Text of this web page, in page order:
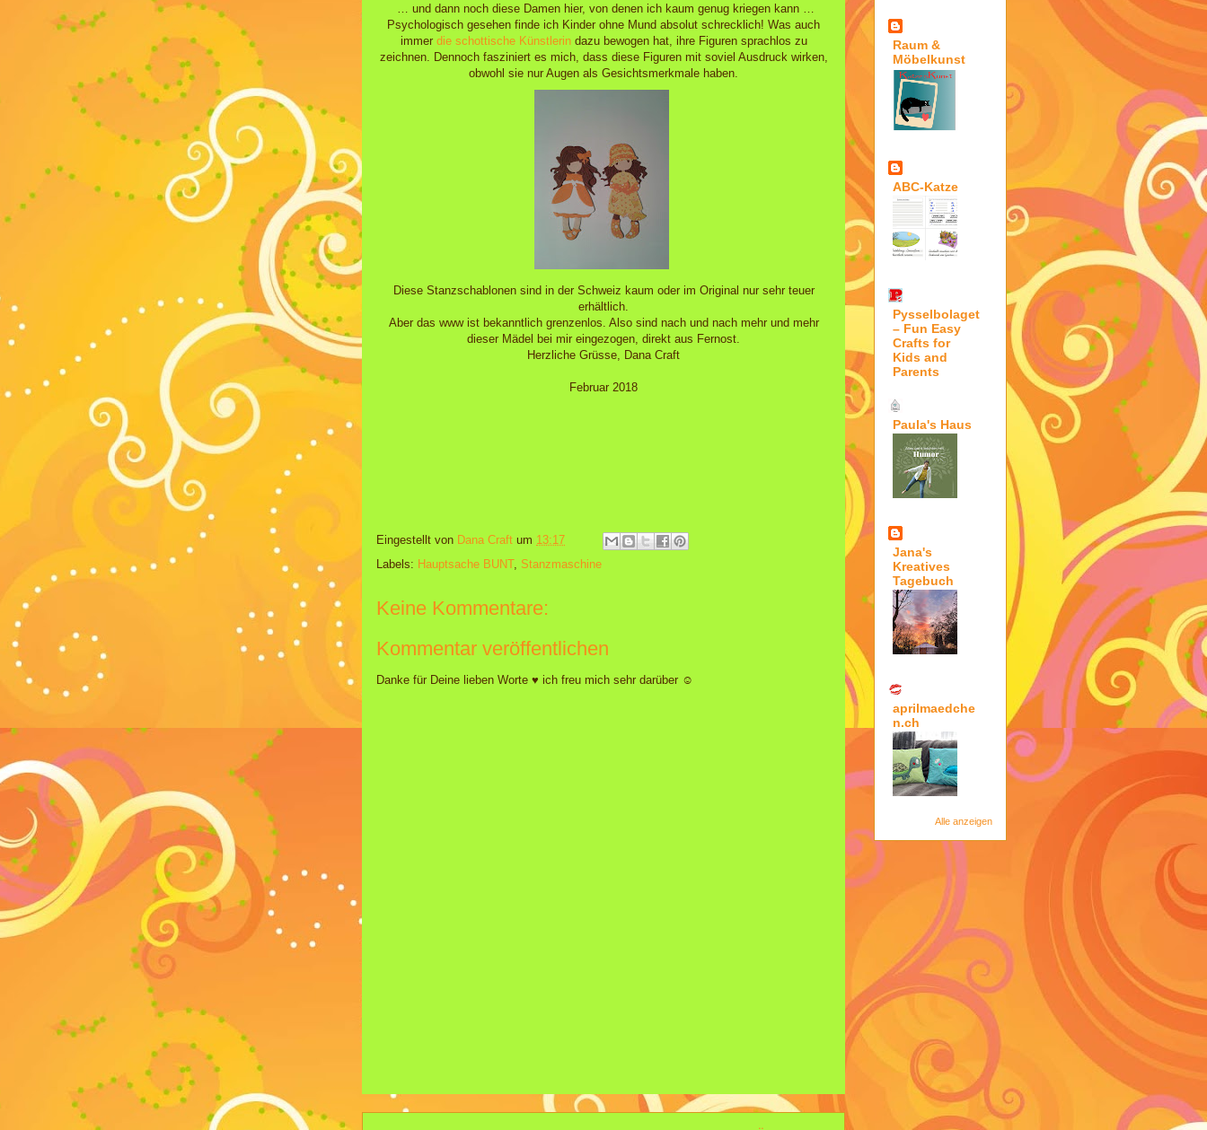
… und dann noch diese Damen hier, von denen ich kaum genug kriegen kann …
Psychologisch gesehen finde ich Kinder ohne Mund absolut schrecklich! Was auch
immer die schottische Künstlerindazu bewogen hat, ihre Figuren sprachlos zu
zeichnen. Dennoch fasziniert es mich, dass diese Figuren mit soviel Ausdruck wirken,
obwohl sie nur Augen als Gesichtsmerkmale haben.
Diese Stanzschablonen sind in der Schweiz kaum oder im Original nur sehr teuer
erhältlich.
Aber das www ist bekanntlich grenzenlos. Also sind nach und nach mehr und mehr
dieser Mädel bei mir eingezogen, direkt aus Fernost.
Herzliche Grüsse, Dana Craft
Februar 2018
Eingestellt von Dana Craft um 13:17
Labels: Hauptsache BUNT, Stanzmaschine
Keine Kommentare:
Kommentar veröffentlichen
Danke für Deine lieben Worte ♥ ich freu mich sehr darüber ☺
Raum &
Möbelkunst
ABC-Katze
Pysselbolaget
– Fun Easy
Crafts for
Kids and
Parents
Paula's Haus
Jana's
Kreatives
Tagebuch
aprilmaedche
n.ch
Alle anzeigen